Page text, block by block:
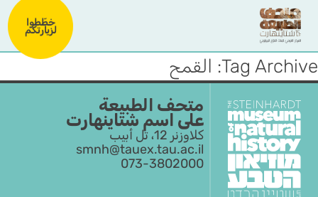
خطّطوا
لزيارتكم
Tag Archive: القمح
متحف الطبيعة
على اسم شتاينهارت
كلاوزنر 12، تل أبيب
smnh@tauex.tau.ac.il
073-3802000